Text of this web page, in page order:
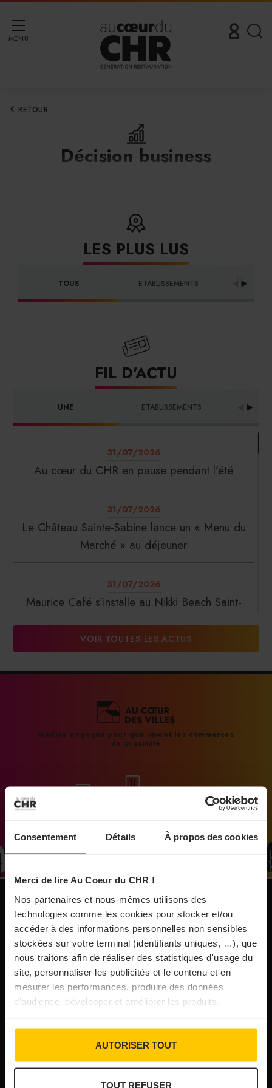
Consentement Détails À propos des cookies
Merci de lire Au Coeur du CHR !
Nos partenaires et nous-mêmes utilisons des
technologies comme les cookies pour stocker et/ou
accéder à des informations personnelles non sensibles
stockées sur votre terminal (identifiants uniques, …), que
nous traitons afin de réaliser des statistiques d'usage du
site, personnaliser les publicités et le contenu et en
mesurer les performances, produire des données
d’audience, développer et améliorer les produits.
AUTORISER TOUT
TOUT REFUSER
MENU
RETOUR
Décision business
LES PLUS LUS
TOUS ETABLISSEMENTS
FIL D'ACTU
UNE ETABLISSEMENTS
31/07/2026
Au cœur du CHR en pause pendant l’été
31/07/2026
Le Château Sainte-Sabine lance un « Menu du
Marché » au déjeuner
31/07/2026
Maurice Café s’installe au Nikki Beach Saint-
DalterFood Group franchit les 200 millions
31/07/2026
La Liste : La Réserve Paris de nouveau meilleur
maison de collectionneur
31/07/2026
Vins fins : la Chine affiche ses ambitions
31/07/2026
Brasserie Dupont : la bière saison, mais pas
que…
Incendies : l’aide d’urgence rehaussée à 8 000 €
pour les indépendants, l’autoroute A63 réouverte
VOIR TOUTES LES ACTUS
Médias engagés pour que vivent les commerces
de proximité
NOS PUBLICATIONS